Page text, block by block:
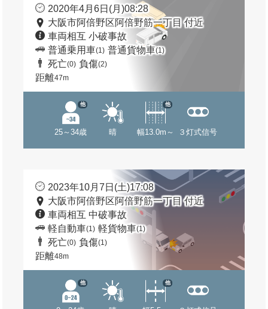
2020年4月6日(月)08:28
大阪市阿倍野区阿倍野筋一丁目 付近
車両相互 小破事故
普通乗用車(1) 普通貨物車(1)
死亡(0) 負傷(2)
距離47m
25～34歳
他
晴 幅13.0m～
他
３灯式信号
2023年10月7日(土)17:08
大阪市阿倍野区阿倍野筋一丁目 付近
車両相互 中破事故
軽自動車(1) 軽貨物車(1)
死亡(0) 負傷(1)
距離48m
他 他